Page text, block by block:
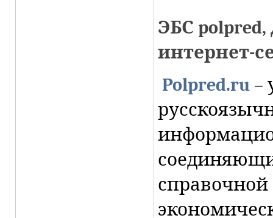
ЭБС
интернет-
Polpred.ru–
справочной